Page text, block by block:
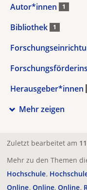
Autor*innen 1
Bibliothek 1
Herausgeber*innen
Mehr zeigen
Zuletzt bearbeitet am
Mehr zu den Themen
Hochschule
Online Online Online